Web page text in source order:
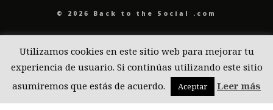
© 2026 Back to the Social .com
Utilizamos cookies en este sitio web para mejorar tu
experiencia de usuario. Si continúas utilizando este sitio
asumiremos que estás de acuerdo.
Aceptar Leer más